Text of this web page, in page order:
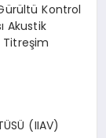
Kontrol
Akustik
Titreşim
(IIAV)